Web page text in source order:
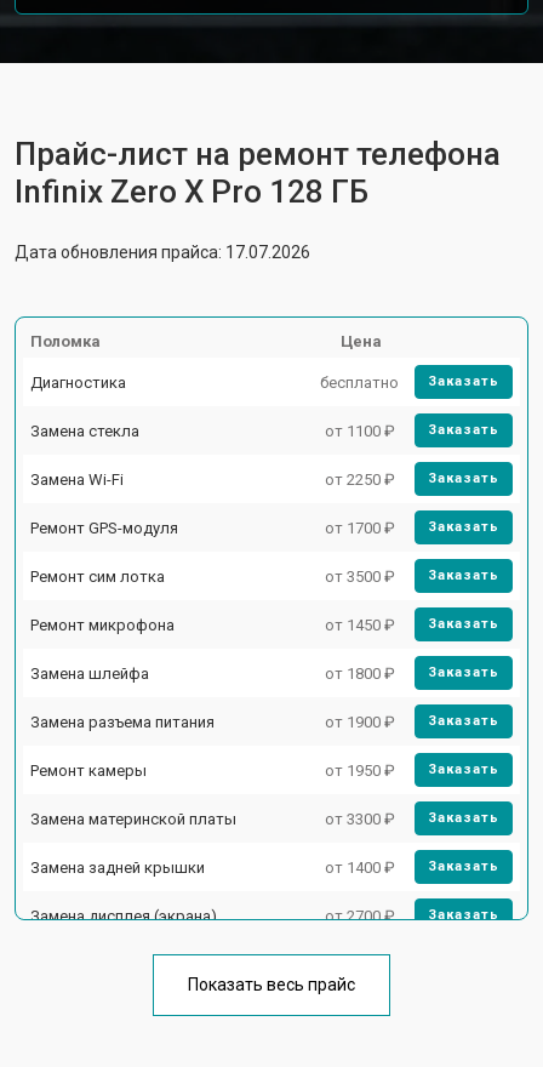
Прайс-лист на ремонт телефона
Infinix Zero X Pro 128 ГБ
Дата обновления прайса: 17.07.2026
Поломка Цена
Диагностика бесплатно Заказать
Замена стекла от 1100 ₽ Заказать
Замена Wi-Fi от 2250 ₽ Заказать
Ремонт GPS-модуля от 1700 ₽ Заказать
Ремонт сим лотка от 3500 ₽ Заказать
Ремонт микрофона от 1450 ₽ Заказать
Замена шлейфа от 1800 ₽ Заказать
Замена разъема питания от 1900 ₽ Заказать
Ремонт камеры от 1950 ₽ Заказать
Замена материнской платы от 3300 ₽ Заказать
Замена задней крышки от 1400 ₽ Заказать
Замена дисплея (экрана) от 2700 ₽ Заказать
Замена кнопки включения от 1750 ₽
Показать весь прайс